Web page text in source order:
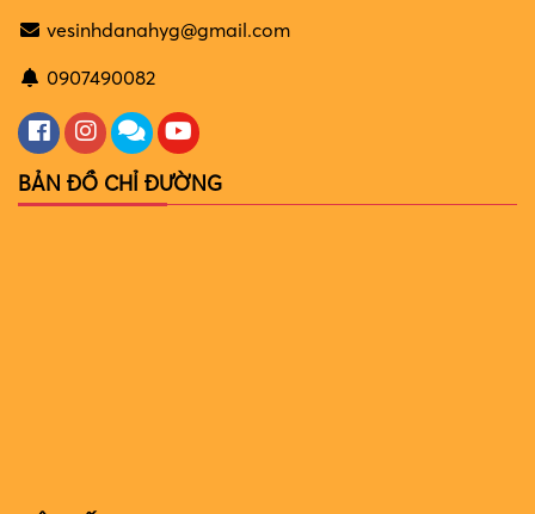
vesinhdanahyg@gmail.com
0907490082
BẢN ĐỒ CHỈ ĐƯỜNG